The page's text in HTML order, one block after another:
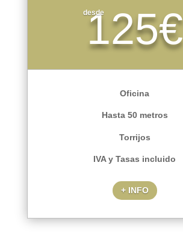
desde
125€
Oficina
Hasta 50 metros
Torrijos
IVA y Tasas incluido
+ INFO